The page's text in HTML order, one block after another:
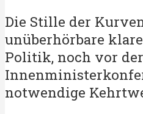
Die Stille der
unüberhörbare
Politik, noch vor
notwendige